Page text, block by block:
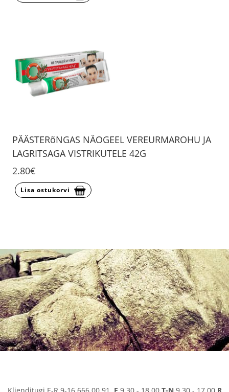
PÄÄSTERõNGAS NÄOGEEL VEREURMAROHU JA
LAGRITSAGA VISTRIKUTELE 42G
2.80€
Lisa ostukorvi